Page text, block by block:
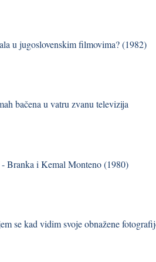
u jugoslovenskim filmovima? (1982)
bačena u vatru zvanu televizija
Branka i Kemal Monteno (1980)
se kad vidim svoje obnažene